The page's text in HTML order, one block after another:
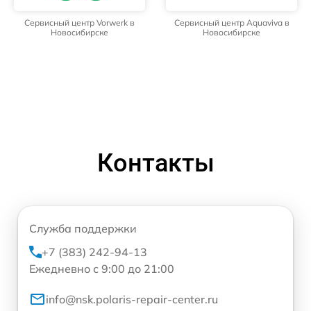
Сервисный центр Vorwerk в
Новосибирске
Сервисный центр Aquaviva в
Новосибирске
Контакты
Служба поддержки
+7 (383) 242-94-13
Ежедневно с 9:00 до 21:00
info@nsk.polaris-repair-center.ru